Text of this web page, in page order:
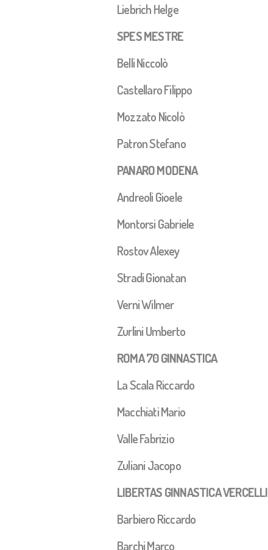
Liebrich Helge
SPES MESTRE
Belli Niccolò
Castellaro Filippo
Mozzato Nicolò
Patron Stefano
PANARO MODENA
Andreoli Gioele
Montorsi Gabriele
Rostov Alexey
Stradi Gionatan
Verni Wilmer
Zurlini Umberto
ROMA 70 GINNASTICA
La Scala Riccardo
Macchiati Mario
Valle Fabrizio
Zuliani Jacopo
LIBERTAS GINNASTICA VERCELLI
Barbiero Riccardo
Barchi Marco